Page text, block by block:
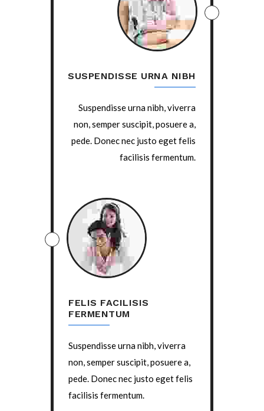
SUSPENDISSE URNA NIBH
Suspendisse urna nibh, viverra
non, semper suscipit, posuere a,
pede. Donec nec justo eget felis
facilisis fermentum.
FELIS FACILISIS
FERMENTUM
Suspendisse urna nibh, viverra
non, semper suscipit, posuere a,
pede. Donec nec justo eget felis
facilisis fermentum.